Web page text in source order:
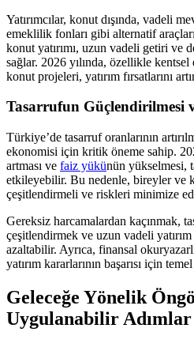
Yatırımcılar, konut dışında, vadeli
emeklilik fonları gibi alternatif
konut yatırımı, uzun vadeli getiri ve
sağlar. 2026 yılında, özellikle
konut projeleri, yatırım fırsatlarını
Tasarrufun Güçlendirilmesi
Türkiye’de tasarruf oranlarının
ekonomisi için kritik öneme sahip.
artması ve faiz yükünün yükselmesi,
etkileyebilir. Bu nedenle, bireyler ve
çeşitlendirmeli ve riskleri minimize
Gereksiz harcamalardan kaçınmak,
çeşitlendirmek ve uzun vadeli
azaltabilir. Ayrıca, finansal
yatırım kararlarının başarısı için
Geleceğe Yönelik
Uygulanabilir Adımlar